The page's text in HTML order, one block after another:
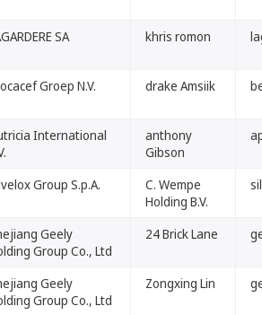
SA khris romon
Groep N.V. drake Amsiik
International
anthony
Gibson
Group S.p.A.
C. Wempe
Holding B.V.
Geely
Group Co., Ltd
24 Brick Lane
Geely
Group Co., Ltd
Zongxing Lin